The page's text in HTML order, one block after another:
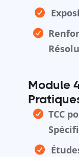
Module
TCC